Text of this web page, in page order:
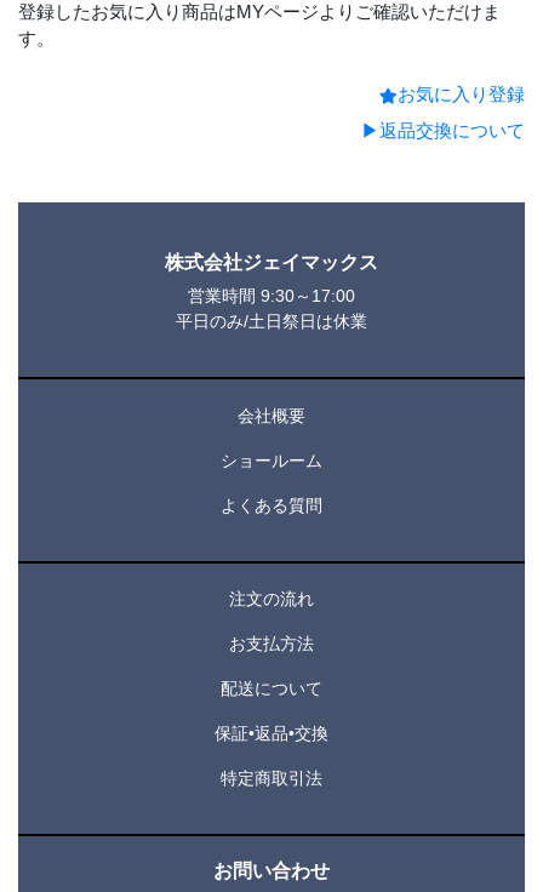
登録したお気に入り商品はMYページよりご確認いただけま
す。
お気に入り登録
▶返品交換について
株式会社ジェイマックス
営業時間 9:30～17:00
平日のみ/土日祭日は休業
会社概要
ショールーム
よくある質問
注文の流れ
お支払方法
配送について
保証•返品•交換
特定商取引法
お問い合わせ